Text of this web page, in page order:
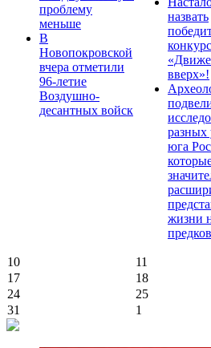
проблему
меньше
В
Новопокровской
вчера отметили
96-летие
Воздушно-
десантных войск
назвать
вверх»!
разных
юга
жизни
предков
10 11
17
18
24
25
31
1